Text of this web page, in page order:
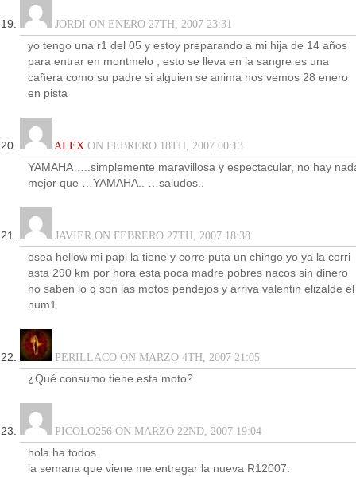
JORDI ON ENERO 27TH, 2007 23:31
yo tengo una r1 del 05 y estoy preparando a mi hija de 14 años
para entrar en montmelo , esto se lleva en la sangre es una
cañera como su padre si alguien se anima nos vemos 28 enero
en pista
ALEX ON FEBRERO 18TH, 2007 00:13
YAMAHA…..simplemente maravillosa y espectacular, no hay
mejor que …YAMAHA.. …saludos..
JAVIER ON FEBRERO 27TH, 2007 18:38
osea hellow mi papi la tiene y corre puta un chingo yo ya la corri
asta 290 km por hora esta poca madre pobres nacos sin dinero
no saben lo q son las motos pendejos y arriva valentin elizalde el
num1
PERILLACO ON MARZO 4TH, 2007 21:05
¿Qué consumo tiene esta moto?
PICOLO256 ON MARZO 22ND, 2007 19:04
hola ha todos.
la semana que viene me entregar la nueva R12007.